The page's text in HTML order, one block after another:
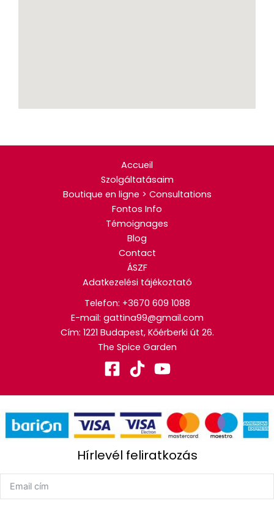
Accueil
Szolgáltatásaim
Boutique en ligne > Consultations
Fontos Info
Témoignages
Blog
Contact
ÁSZF
Adatkezelési tájékoztató
Telefon: +3670 609 1088
E-mail: gattina99@gmail.com
Cím: 1221 Budapest, Kőérberki út 26.
The Spice Garden
Hírlevél feliratkozás